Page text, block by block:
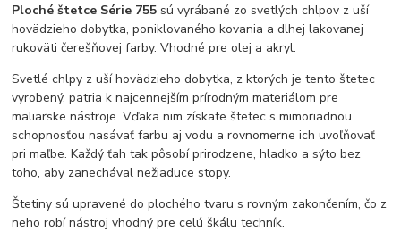
Ploché štetce Série 755 sú vyrábané zo svetlých chlpov z uší
hovädzieho dobytka, poniklovaného kovania a dlhej lakovanej
rukoväti čerešňovej farby. Vhodné pre olej a akryl.
Svetlé chlpy z uší hovädzieho dobytka, z ktorých je tento štetec
vyrobený, patria k najcennejším prírodným materiálom pre
maliarske nástroje. Vďaka nim získate štetec s mimoriadnou
schopnosťou nasávať farbu aj vodu a rovnomerne ich uvoľňovať
pri maľbe. Každý ťah tak pôsobí prirodzene, hladko a sýto bez
toho, aby zanechával nežiaduce stopy.
Štetiny sú upravené do plochého tvaru s rovným zakončením, čo z
neho robí nástroj vhodný pre celú škálu techník.